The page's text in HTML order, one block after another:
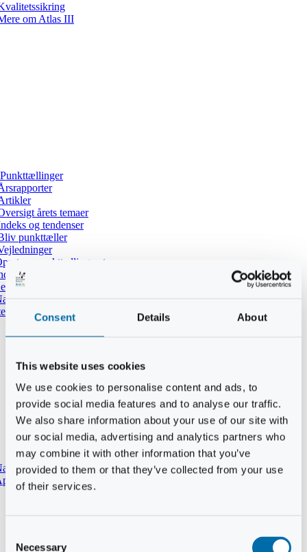
Consent Details About
This website uses cookies
We use cookies to personalise content and ads, to
provide social media features and to analyse our traffic.
We also share information about your use of our site with
our social media, advertising and analytics partners who
may combine it with other information that you’ve
provided to them or that they’ve collected from your use
of their services.
Necessary
om Atlas III
Punkttællinger
årets temaer
og tendenser
punkttæller
ny punkttællingsrute
udført tælling i DOFbasen
dine tidligere punkttællinger
i mørket
til punkttællinger